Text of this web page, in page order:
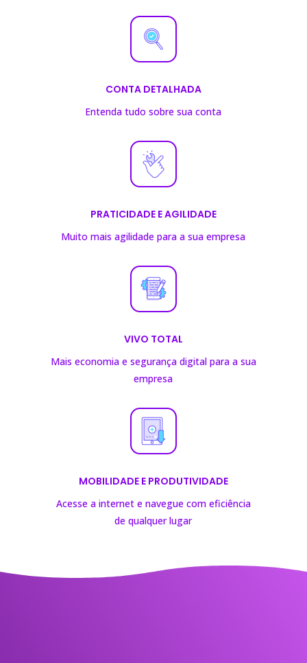
CONTA DETALHADA
Entenda tudo sobre sua conta
PRATICIDADE E AGILIDADE
Muito mais agilidade para a sua empresa
VIVO TOTAL
Mais economia e segurança digital para a sua
empresa
MOBILIDADE E PRODUTIVIDADE
Acesse a internet e navegue com eficiência
dequalquer lugar